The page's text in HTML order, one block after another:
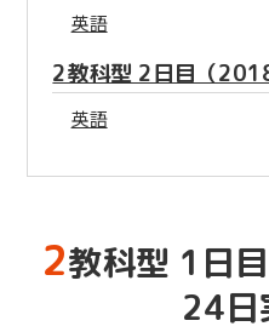
英語
2教科型 2日目（
英語
2教科型 1日
24日